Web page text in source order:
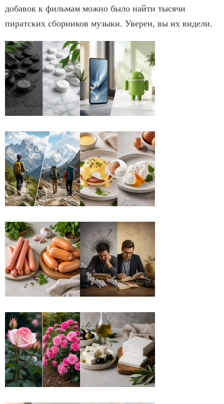
добавок к фильмам можно было найти тысячи
пиратских сборников музыки. Уверен, вы их видели.